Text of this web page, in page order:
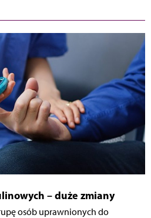
– duże zmiany
osób uprawnionych do